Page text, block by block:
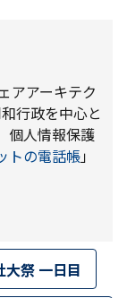
アアーキテク
行政を中心と
個人情報保護
トの電話帳」
祭 一日目